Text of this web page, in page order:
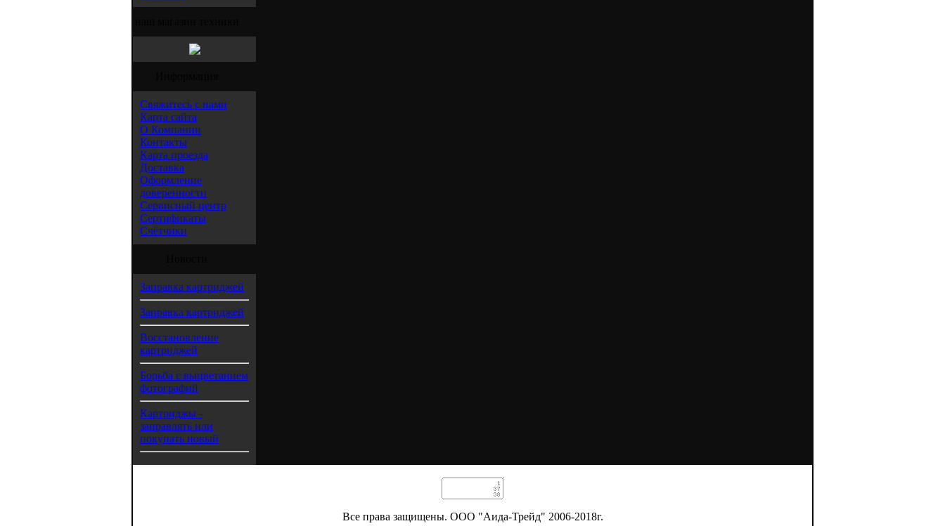
Свяжитесь с нами
Карта сайта
О Компании
Контакты
Карта проезда
Доставка
Оформление
доверенности
Сервисный центр
Сертификаты
Счётчики
Заправка картриджей
Заправка картриджей
Восстановление
картриджей
Борьба с выцветанием
фотографий
Картриджы -
заправлять или
покупать новый
Все права защищены. ООО "Аида-Трейд" 2006-2018г.